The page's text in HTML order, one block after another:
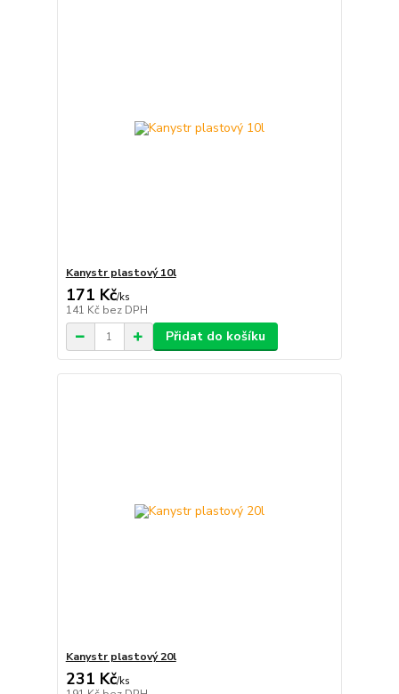
Kanystr plastový 10l
171 Kč/ks
141 Kč bez DPH
Přidat do košíku
Kanystr plastový 20l
231 Kč/ks